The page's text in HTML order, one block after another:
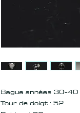
Bague années 30-
Tour de doigt : 52